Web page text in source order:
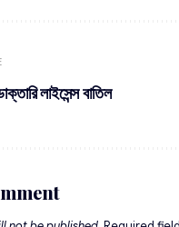
লাইসেন্স বাতিল